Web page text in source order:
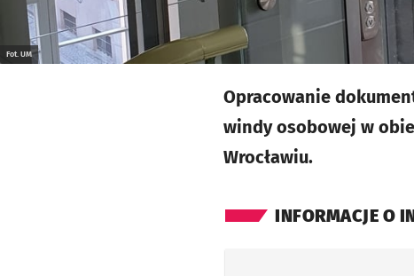
Fot. UM
Opracowanie
windy osobowej w
Wrocławiu.
INFORMACJE O